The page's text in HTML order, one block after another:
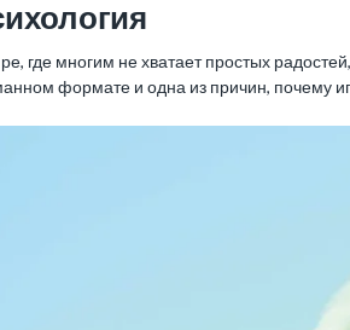
где многим не хватает простых
формате и одна из причин, почему